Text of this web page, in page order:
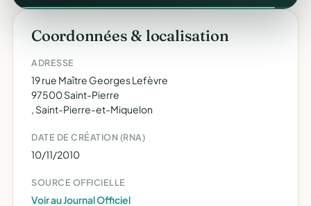
Coordonnées & localisation
ADRESSE
19 rue Maître Georges Lefèvre
97500 Saint-Pierre
, Saint-Pierre-et-Miquelon
DATE DE CRÉATION (RNA)
10/11/2010
SOURCE OFFICIELLE
Voir au Journal Officiel